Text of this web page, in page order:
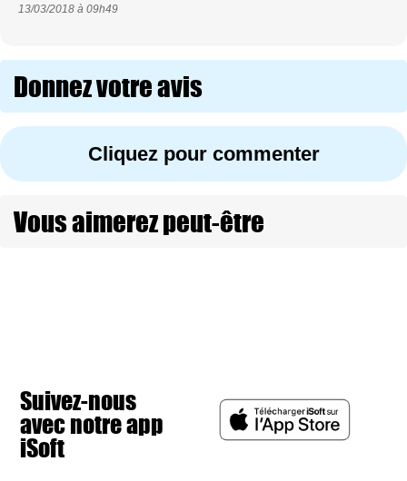
13/03/2018 à 09h49
Donnez votre avis
Cliquez pour commenter
Vous aimerez peut-être
Suivez-nous
avec notre app
iSoft